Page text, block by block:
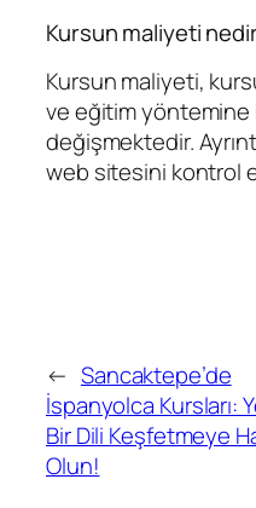
Kursun maliyeti
Kursun maliyeti,
ve eğitim yöntemine
değişmektedir.
web sitesini kontrol
← Sancaktepe’de
İspanyolca Kursları:
Bir Dili Keşfetmeye
Olun!